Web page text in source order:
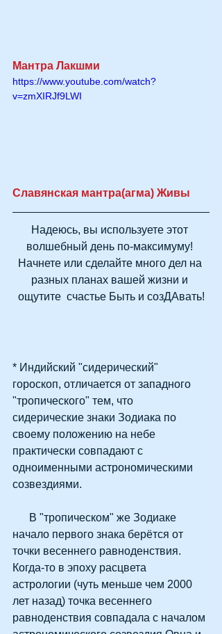
Мантра Лакшми
https://www.youtube.com/watch?
v=zmXIRJf9LWI
Славянская мантра(агма) Живы
Надеюсь, вы используете этот
волшебный день по-максимуму!
Начнете или сделайте много дел на
разных планах вашей жизни и
ощутите  счастье Быть и созДАвать!
* Индийский "сидерический"
гороскоп, отличается от западного
"тропического" тем, что
сидерические знаки Зодиака по
своему положению на небе
практически совпадают с
одноименными астрономическими
созвездиями.
начало первого знака берётся от
точки весеннего равноденствия.
Когда-то в эпоху расцвета
астрологии (чуть меньше чем 2000
лет назад) точка весеннего
равноденствия совпадала с началом